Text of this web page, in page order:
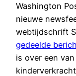
Washington
nieuwe
webtijdschrift
gedeelde
is over een